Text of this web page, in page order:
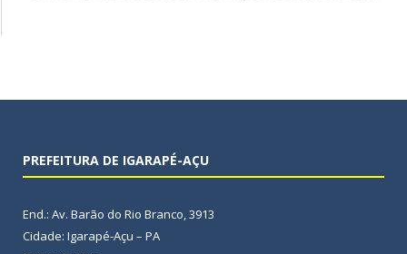
PREFEITURA DE IGARAPÉ-AÇU
End.: Av. Barão do Rio Branco, 3913
Cidade: Igarapé-Açu – PA